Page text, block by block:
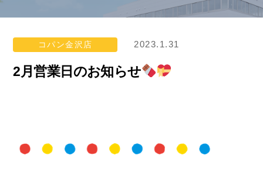
コパン金沢店 2023.1.31
2月営業日のお知らせ